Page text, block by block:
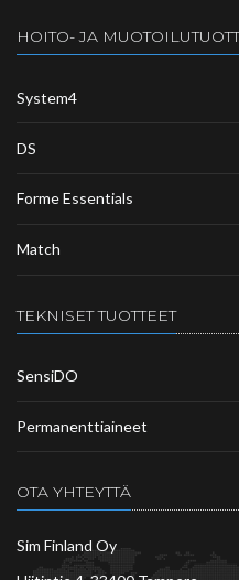
HOITO- JA
System4
DS
Forme Essentials
Match
TEKNISET TUOTTEET
SensiDO
Permanenttiaineet
OTA YHTEYTTÄ
Sim Finland Oy